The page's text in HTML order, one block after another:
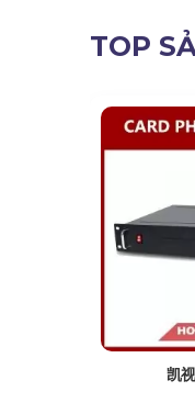
TOP
凯